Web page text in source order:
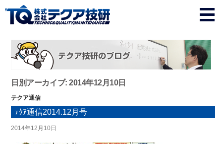
日別アーカイブ: 2014年12月10日
テクア通信
ﾃｸｱ通信2014.12月号
2014年12月10日